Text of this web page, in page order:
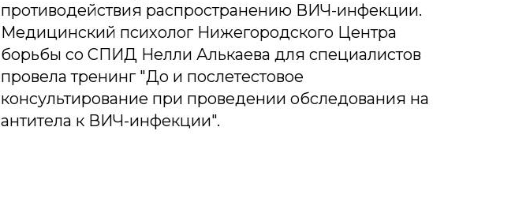
противодействия распространению ВИЧ-инфекции.
Медицинский психолог Нижегородского Центра
борьбы со СПИД Нелли Алькаева для специалистов
провела тренинг "До и послетестовое
консультирование при проведении обследования на
антитела к ВИЧ-инфекции".